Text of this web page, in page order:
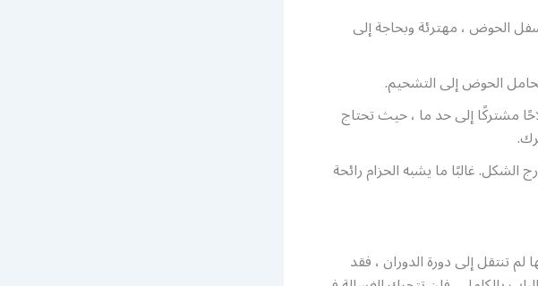
الحوض ، مهترئة وبحاجة إلى
الحوض إلى التشحيم.
مشتركًا إلى حد ما ، حيث تحتاج
غالبًا ما يشبه الحزام رائحة
لم تنتقل إلى دورة الدوران ، فقد